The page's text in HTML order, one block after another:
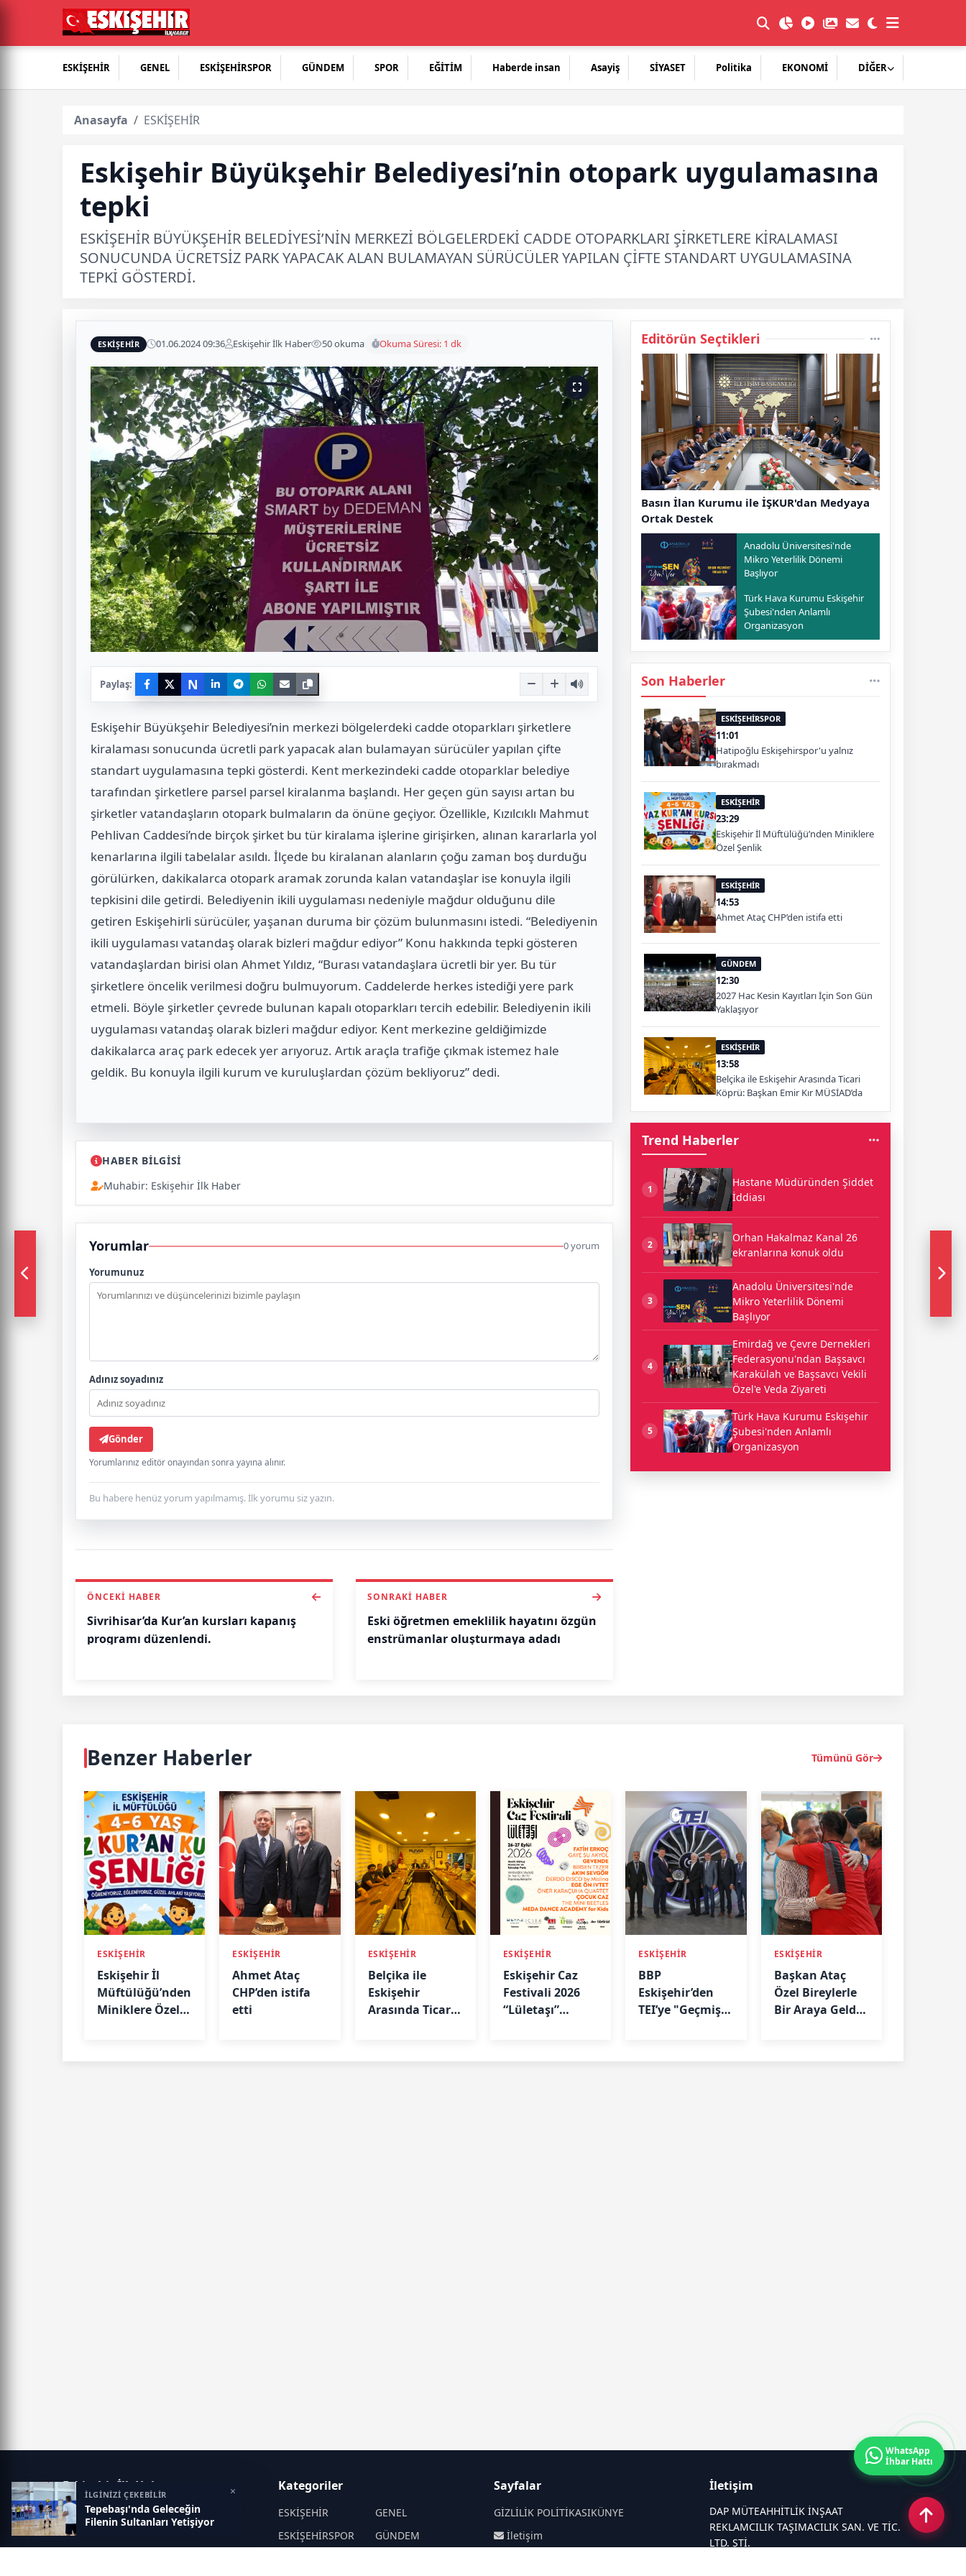
ESKİŞEHİR GENEL ESKİŞEHİRSPOR GÜNDEM SPOR EĞİTİM Haberde insan Asayiş SİYASET Politika EKONOMİ DİĞER
Anasayfa ESKİŞEHİR
Eskişehir Büyükşehir Belediyesi’nin otopark uygulamasına
tepki
ESKİŞEHİR BÜYÜKŞEHİR BELEDİYESİ’NİN MERKEZİ BÖLGELERDEKİ CADDE OTOPARKLARI ŞİRKETLERE KİRALAMASI
SONUCUNDA ÜCRETSİZ PARK YAPACAK ALAN BULAMAYAN SÜRÜCÜLER YAPILAN ÇİFTE STANDART UYGULAMASINA
TEPKİ GÖSTERDİ.
ESKİŞEHİR 01.06.2024 09:36 Eskişehir İlk Haber 50 okuma Okuma Süresi: 1 dk
Paylaş: N
Eskişehir Büyükşehir Belediyesi’nin merkezi bölgelerdeki cadde otoparkları şirketlere
kiralaması sonucunda ücretli park yapacak alan bulamayan sürücüler yapılan çifte
standart uygulamasına tepki gösterdi. Kent merkezindeki cadde otoparklar belediye
tarafından şirketlere parsel parsel kiralanma başlandı. Her geçen gün sayısı artan bu
şirketler vatandaşların otopark bulmaların da önüne geçiyor. Özellikle, Kızılcıklı Mahmut
Pehlivan Caddesi’nde birçok şirket bu tür kiralama işlerine girişirken, alınan kararlarla yol
kenarlarına ilgili tabelalar asıldı. İlçede bu kiralanan alanların çoğu zaman boş durduğu
görülürken, dakikalarca otopark aramak zorunda kalan vatandaşlar ise konuyla ilgili
tepkisini dile getirdi. Belediyenin ikili uygulaması nedeniyle mağdur olduğunu dile
getiren Eskişehirli sürücüler, yaşanan duruma bir çözüm bulunmasını istedi. “Belediyenin
ikili uygulaması vatandaş olarak bizleri mağdur ediyor” Konu hakkında tepki gösteren
vatandaşlardan birisi olan Ahmet Yıldız, “Burası vatandaşlara ücretli bir yer. Bu tür
şirketlere öncelik verilmesi doğru bulmuyorum. Caddelerde herkes istediği yere park
etmeli. Böyle şirketler çevrede bulunan kapalı otoparkları tercih edebilir. Belediyenin ikili
uygulaması vatandaş olarak bizleri mağdur ediyor. Kent merkezine geldiğimizde
dakikalarca araç park edecek yer arıyoruz. Artık araçla trafiğe çıkmak istemez hale
geldik. Bu konuyla ilgili kurum ve kuruluşlardan çözüm bekliyoruz” dedi.
HABER BİLGİSİ
Muhabir: Eskişehir İlk Haber
Yorumlar 0 yorum
Yorumunuz
Adınız soyadınız
Gönder
Yorumlarınız editör onayından sonra yayına alınır.
Bu habere henüz yorum yapılmamış. İlk yorumu siz yazın.
ÖNCEKI HABER
Sivrihisar’da Kur’an kursları kapanış
programı düzenlendi.
SONRAKI HABER
Eski öğretmen emeklilik hayatını özgün
enstrümanlar oluşturmaya adadı
Editörün Seçtikleri
Basın İlan Kurumu ile İŞKUR'dan Medyaya
Ortak Destek
Anadolu Üniversitesi'nde
Mikro Yeterlilik Dönemi
Başlıyor
Türk Hava Kurumu Eskişehir
Şubesi'nden Anlamlı
Organizasyon
Son Haberler
ESKİŞEHİRSPOR
11:01
Hatipoğlu Eskişehirspor'u yalnız
bırakmadı
ESKİŞEHİR
23:29
Eskişehir İl Müftülüğü’nden Miniklere
Özel Şenlik
ESKİŞEHİR
14:53
Ahmet Ataç CHP’den istifa etti
GÜNDEM
12:30
2027 Hac Kesin Kayıtları İçin Son Gün
Yaklaşıyor
ESKİŞEHİR
13:58
Belçika ile Eskişehir Arasında Ticari
Köprü: Başkan Emir Kır MÜSİAD’da
Trend Haberler
1
Hastane Müdüründen Şiddet
İddiası
2
Orhan Hakalmaz Kanal 26
ekranlarına konuk oldu
3
Anadolu Üniversitesi'nde
Mikro Yeterlilik Dönemi
Başlıyor
4
Emirdağ ve Çevre Dernekleri
Federasyonu'ndan Başsavcı
Karakülah ve Başsavcı Vekili
Özel'e Veda Ziyareti
5
Türk Hava Kurumu Eskişehir
Şubesi'nden Anlamlı
Organizasyon
Benzer Haberler Tümünü Gör
ESKİŞEHİR
Eskişehir İl
Müftülüğü’nden
Miniklere Özel
ESKİŞEHİR
Ahmet Ataç
CHP’den istifa
etti
ESKİŞEHİR
Belçika ile
Eskişehir
Arasında Ticari
ESKİŞEHİR
Eskişehir Caz
Festivali 2026
“Lületaşı”
ESKİŞEHİR
BBP
Eskişehir’den
TEI’ye "Geçmiş
ESKİŞEHİR
Başkan Ataç
Özel Bireylerle
Bir Araya Geldi:
İLGİNİZİ ÇEKEBİLİR
Tepebaşı'nda Geleceğin
Filenin Sultanları Yetişiyor
×
Eskisehir İlk Haber
Objektif haberin adresi...
Kategoriler
ESKİŞEHİR
GENEL
ESKİŞEHİRSPOR
GÜNDEM
Sayfalar
GİZLİLİK POLİTİKASIKÜNYE
İletişim
İletişim
DAP MÜTEAHHİTLİK İNŞAAT
REKLAMCILIK TAŞIMACILIK SAN. VE TİC.
LTD. ŞTİ.
WhatsApp
İhbar Hattı